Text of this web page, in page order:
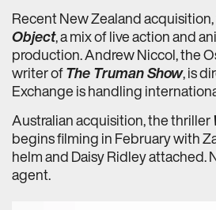
Recent New Zealand
Object, a mix of live action and
production. Andrew Niccol, the
writer ofThe Truman Show, is
Exchange is handling
Australian acquisition, the thriller
begins filming in February with
helm and Daisy Ridley attached.
agent.